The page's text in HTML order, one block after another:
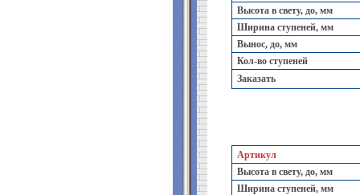
Высота в свету, до, мм
Ширина ступеней, мм
Вынос, до, мм
Кол-во ступеней
Заказать
Артикул
Высота в свету, до, мм
Ширина ступеней, мм